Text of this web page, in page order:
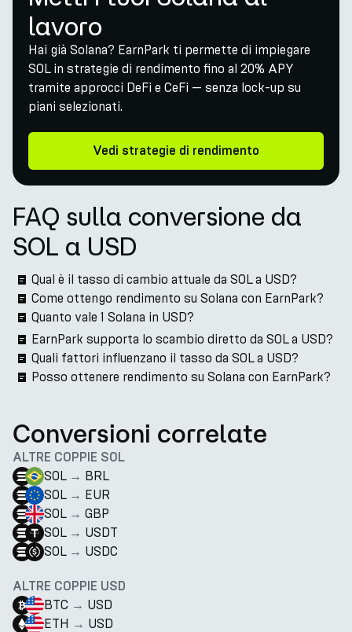
lavoro
Hai già Solana? EarnPark ti permette di impiegare
SOL in strategie di rendimento fino al 20% APY
tramite approcci DeFi e CeFi — senza lock-up su
piani selezionati.
Vedi strategie di rendimento
FAQ sulla conversione da
SOL a USD
Qual è il tasso di cambio attuale da SOL a USD?
Come ottengo rendimento su Solana con EarnPark?
Quanto vale 1 Solana in USD?
EarnPark supporta lo scambio diretto da SOL a USD?
Quali fattori influenzano il tasso da SOL a USD?
Posso ottenere rendimento su Solana con EarnPark?
Conversioni correlate
ALTRE COPPIE SOL
SOL → BRL
SOL → EUR
SOL → GBP
SOL → USDT
SOL → USDC
ALTRE COPPIE USD
BTC → USD
ETH → USD